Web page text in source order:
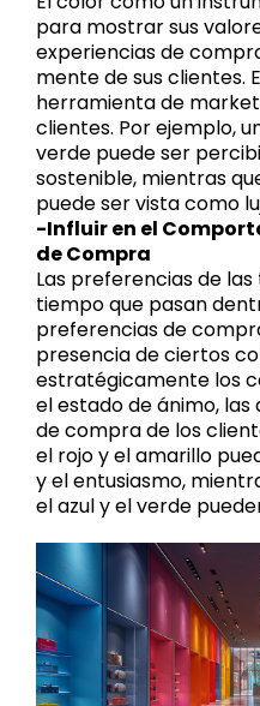
para mostrar sus
experiencias de
mente de sus clientes.
herramienta de
clientes. Por ejemplo,
verde puede ser
sostenible, mientras
puede ser vista como
-Influir en el
de Compra
Las preferencias de
tiempo que pasan
preferencias de
presencia de ciertos
estratégicamente los
el estado de ánimo,
de compra de los
el rojo y el amarillo
y el entusiasmo,
el azul y el verde